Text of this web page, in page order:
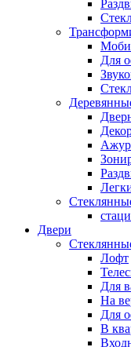
Для
Двери
Лофт
Для
На
Для
В